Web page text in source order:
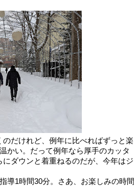
だけれど、例年に比べればずっと楽
かい。だって例年なら厚手のカッタ
ダウンと着重ねるのだが、今年はジ
導1時間30分。さあ、お楽しみの時間